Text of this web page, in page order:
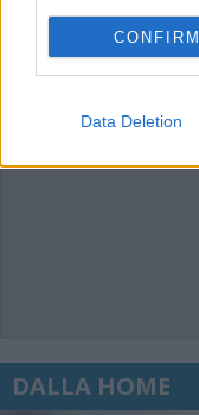
CONFIRM
Data Deletion
DALLA HOME